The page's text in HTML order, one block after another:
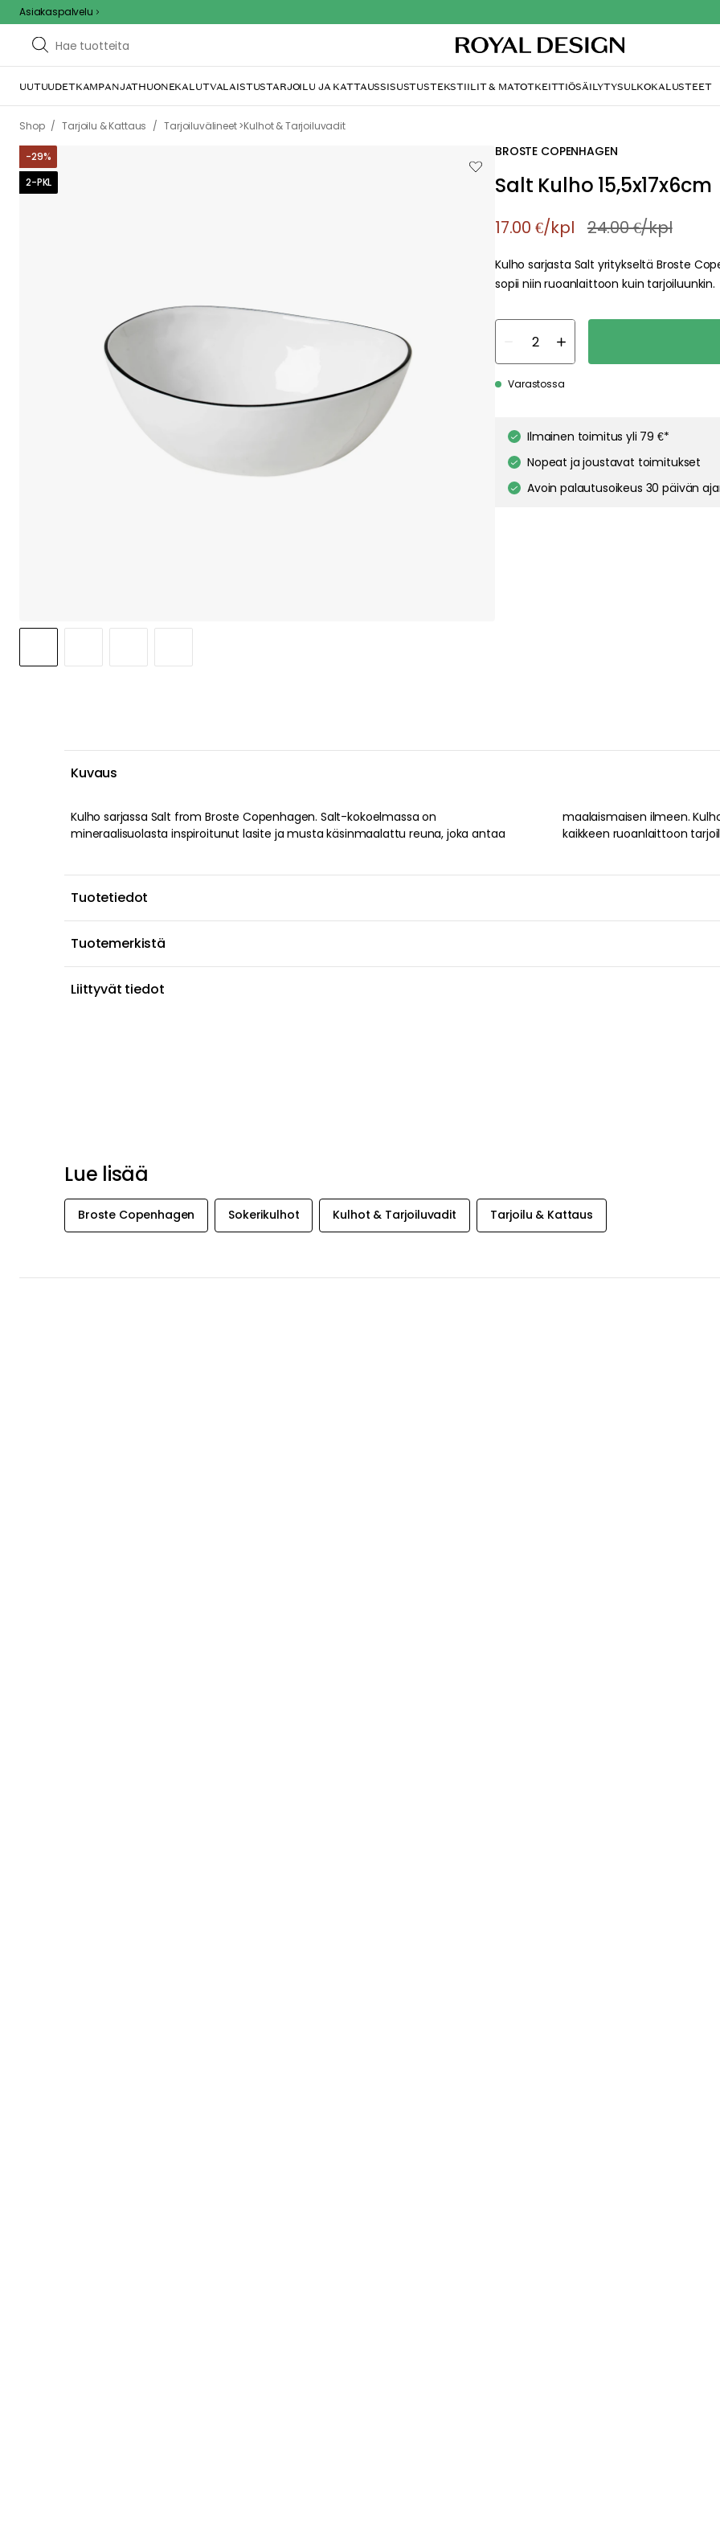
Asiakaspalvelu
UUTUUDETKAMPANJATHUONEKALUTVALAISTUSTARJOILU JA KATTAUSSISUSTUSTEKSTIILIT & MATOTKEITTIÖSÄILYTYSULKOKALUSTEET
Shop / Tarjoilu & Kattaus / Tarjoiluvälineet >Kulhot & Tarjoiluvadit
-29%
2-PKL
BROSTE COPENHAGEN
Salt Kulho 15,5x17x6cm
17.00 €/kpl 24.00 €/kpl
Kulho sarjasta Salt yritykseltä Broste
sopii niin ruoanlaittoon kuin tarjoiluunkin.
Varastossa
Ilmainen toimitus yli 79 €*
Nopeat ja joustavat toimitukset
Avoin palautusoikeus 30 päivän
Kuvaus
Kulho sarjassa Salt from Broste Copenhagen. Salt-kokoelmassa on
mineraalisuolasta inspiroitunut lasite ja musta käsinmaalattu reuna, joka antaa
maalaismaisen ilmeen. Kulhoa on saatavana useita kokoja, jotka sopivat
kaikkeen ruoanlaittoon
Tuotetiedot
Tuotemerkistä
Liittyvät tiedot
Lue lisää
Broste Copenhagen Sokerikulhot Kulhot & Tarjoiluvadit Tarjoilu & Kattaus
We care about your privacy!
We use cookies to personalize content and ads, and to analyze our traffic. You have
option to opt out of any non-essential cookies while using our site. However, blocking
may affect your experience of the website.
Our privacy policy